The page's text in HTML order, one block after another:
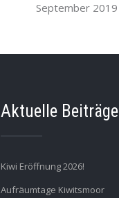
September 2019
Aktuelle Beiträge
Kiwi Eröffnung 2026!
Aufräumtage Kiwitsmoor